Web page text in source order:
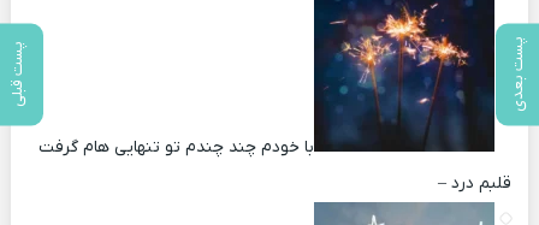
پست بعدی پست قبلی
با خودم چند چندم تو تنهایی هام گرفت
قلبم درد –